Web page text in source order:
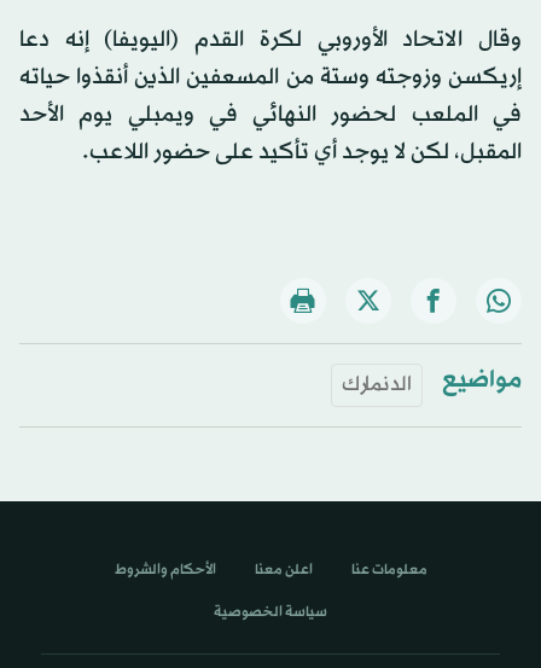
وقال الاتحاد الأوروبي لكرة القدم (اليويفا) إنه دعا
إريكسن وزوجته وستة من المسعفين الذين أنقذوا حياته
في الملعب لحضور النهائي في ويمبلي يوم الأحد
المقبل، لكن لا يوجد أي تأكيد على حضور اللاعب.
مواضيع الدنمارك
معلومات عنا اعلن معنا الأحكام والشروط
سياسة الخصوصية